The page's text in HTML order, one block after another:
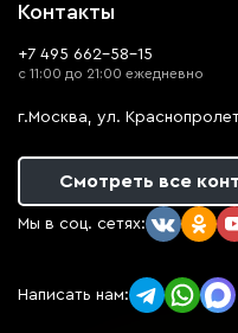
Контакты
+7 495 662-58-15
с 11:00 до 21:00 ежедневно
г.Москва, ул.
Смотреть все
Мы в соц. сетях:
Написать нам: